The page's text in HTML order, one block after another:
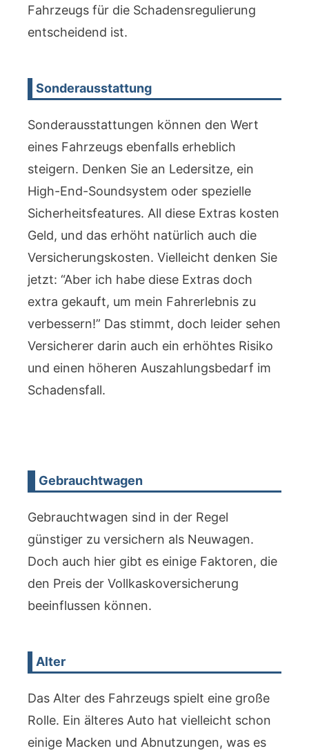
Fahrzeugs für die Schadensregulierung
entscheidend ist.
Sonderausstattung
Sonderausstattungen können den Wert
eines Fahrzeugs ebenfalls erheblich
steigern. Denken Sie an Ledersitze, ein
High-End-Soundsystem oder spezielle
Sicherheitsfeatures. All diese Extras kosten
Geld, und das erhöht natürlich auch die
Versicherungskosten. Vielleicht denken Sie
jetzt: “Aber ich habe diese Extras doch
extra gekauft, um mein Fahrerlebnis zu
verbessern!” Das stimmt, doch leider sehen
Versicherer darin auch ein erhöhtes Risiko
und einen höheren Auszahlungsbedarf im
Schadensfall.
Gebrauchtwagen
Gebrauchtwagen sind in der Regel
günstiger zu versichern als Neuwagen.
Doch auch hier gibt es einige Faktoren, die
den Preis der Vollkaskoversicherung
beeinflussen können.
Alter
Das Alter des Fahrzeugs spielt eine große
Rolle. Ein älteres Auto hat vielleicht schon
einige Macken und Abnutzungen, was es